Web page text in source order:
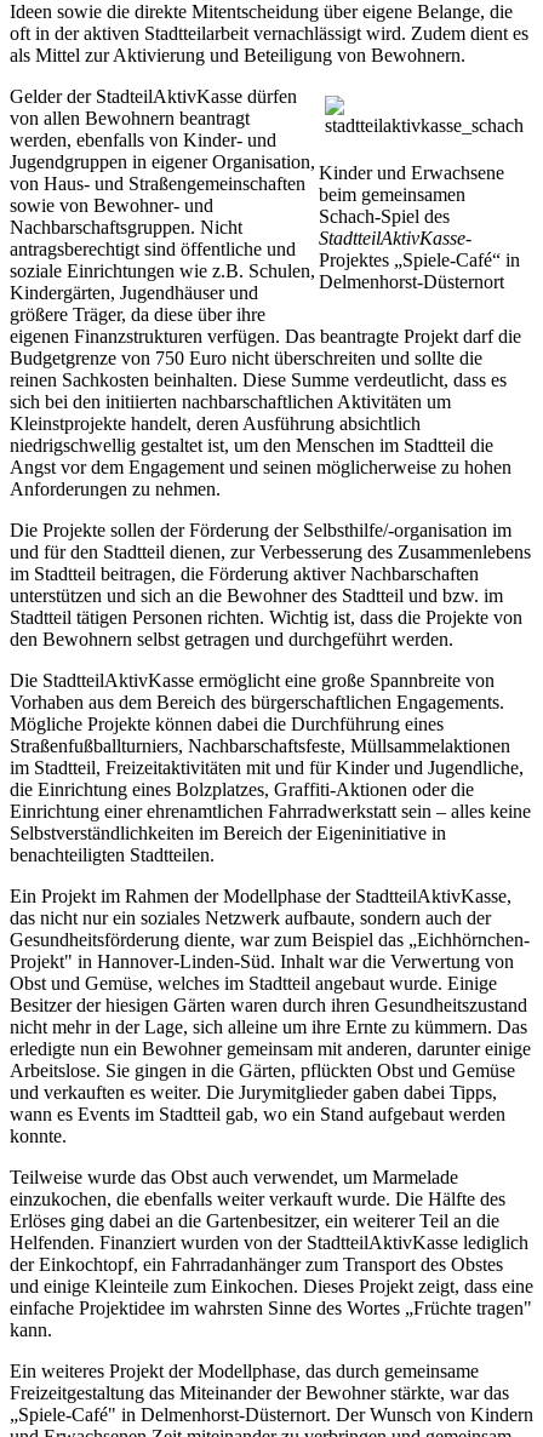
Ideen sowie die direkte Mitentscheidung über eigene Belange, die
oft in der aktiven Stadtteilarbeit vernachlässigt wird. Zudem dient es
als Mittel zur Aktivierung und Beteiligung von Bewohnern.
Kinder und Erwachsene
beim gemeinsamen
Schach-Spiel des
StadtteilAktivKasse-
Projektes „Spiele-Café“ in
Delmenhorst-Düsternort
Gelder der StadteilAktivKasse dürfen
von allen Bewohnern beantragt
werden, ebenfalls von Kinder- und
Jugendgruppen in eigener Organisation,
von Haus- und Straßengemeinschaften
sowie von Bewohner- und
Nachbarschaftsgruppen. Nicht
antragsberechtigt sind öffentliche und
soziale Einrichtungen wie z.B. Schulen,
Kindergärten, Jugendhäuser und
größere Träger, da diese über ihre
eigenen Finanzstrukturen verfügen. Das beantragte Projekt darf die
Budgetgrenze von 750 Euro nicht überschreiten und sollte die
reinen Sachkosten beinhalten. Diese Summe verdeutlicht, dass es
sich bei den initiierten nachbarschaftlichen Aktivitäten um
Kleinstprojekte handelt, deren Ausführung absichtlich
niedrigschwellig gestaltet ist, um den Menschen im Stadtteil die
Angst vor dem Engagement und seinen möglicherweise zu hohen
Anforderungen zu nehmen.
Die Projekte sollen der Förderung der Selbsthilfe/-organisation im
und für den Stadtteil dienen, zur Verbesserung des Zusammenlebens
im Stadtteil beitragen, die Förderung aktiver Nachbarschaften
unterstützen und sich an die Bewohner des Stadtteil und bzw. im
Stadtteil tätigen Personen richten. Wichtig ist, dass die Projekte von
den Bewohnern selbst getragen und durchgeführt werden.
Die StadtteilAktivKasse ermöglicht eine große Spannbreite von
Vorhaben aus dem Bereich des bürgerschaftlichen Engagements.
Mögliche Projekte können dabei die Durchführung eines
Straßenfußballturniers, Nachbarschaftsfeste, Müllsammelaktionen
im Stadtteil, Freizeitaktivitäten mit und für Kinder und Jugendliche,
die Einrichtung eines Bolzplatzes, Graffiti-Aktionen oder die
Einrichtung einer ehrenamtlichen Fahrradwerkstatt sein – alles keine
Selbstverständlichkeiten im Bereich der Eigeninitiative in
benachteiligten Stadtteilen.
Ein Projekt im Rahmen der Modellphase der StadtteilAktivKasse,
das nicht nur ein soziales Netzwerk aufbaute, sondern auch der
Gesundheitsförderung diente, war zum Beispiel das „Eichhörnchen-
Projekt" in Hannover-Linden-Süd. Inhalt war die Verwertung von
Obst und Gemüse, welches im Stadtteil angebaut wurde. Einige
Besitzer der hiesigen Gärten waren durch ihren Gesundheitszustand
nicht mehr in der Lage, sich alleine um ihre Ernte zu kümmern. Das
erledigte nun ein Bewohner gemeinsam mit anderen, darunter einige
Arbeitslose. Sie gingen in die Gärten, pflückten Obst und Gemüse
und verkauften es weiter. Die Jurymitglieder gaben dabei Tipps,
wann es Events im Stadtteil gab, wo ein Stand aufgebaut werden
konnte.
Teilweise wurde das Obst auch verwendet, um Marmelade
einzukochen, die ebenfalls weiter verkauft wurde. Die Hälfte des
Erlöses ging dabei an die Gartenbesitzer, ein weiterer Teil an die
Helfenden. Finanziert wurden von der StadtteilAktivKasse lediglich
der Einkochtopf, ein Fahrradanhänger zum Transport des Obstes
und einige Kleinteile zum Einkochen. Dieses Projekt zeigt, dass eine
einfache Projektidee im wahrsten Sinne des Wortes „Früchte tragen"
kann.
Ein weiteres Projekt der Modellphase, das durch gemeinsame
Freizeitgestaltung das Miteinander der Bewohner stärkte, war das
„Spiele-Café" in Delmenhorst-Düsternort. Der Wunsch von Kindern